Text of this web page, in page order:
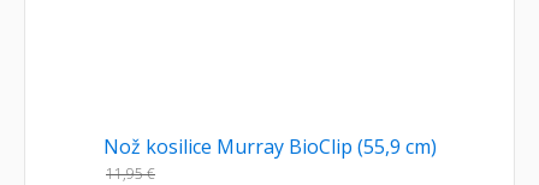
Nož kosilice Murray BioClip (55,9 cm)
11,95€